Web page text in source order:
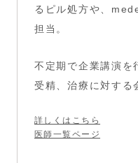
るピル処方や、
担当。
不定期で企業講演を
受精、治療に対する
詳しくはこちら
医師一覧ページ